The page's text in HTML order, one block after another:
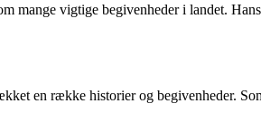
vigtige begivenheder i landet.
en række historier og begivenheder.